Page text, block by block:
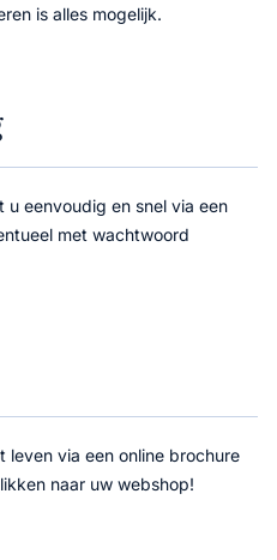
is alles mogelijk.
u eenvoudig en snel via een
met wachtwoord
leven via een online brochure
naar uw webshop!